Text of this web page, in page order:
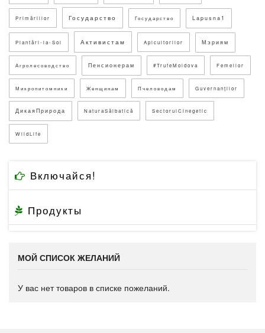
Primăriilor Государство Государство Lapusna1
Plantări-la-Sol Активистам Apicultorilor Мэриям
Агролесоводство Пенсионерам #TrufeMoldova Femeilor
Микропитомники Женщинам Пчеловодам Guvernanților
ДикаяПрирода NaturaSălbatică SectorulCinegetic
WildLife
Включайся!
Продукты
МОЙ СПИСОК ЖЕЛАНИЙ
У вас нет товаров в списке пожеланий.